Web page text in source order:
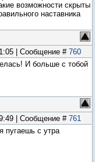
возможности скрыты
наставника
| Сообщение #760
И больше с тобой
| Сообщение #761
пугаешь с утра